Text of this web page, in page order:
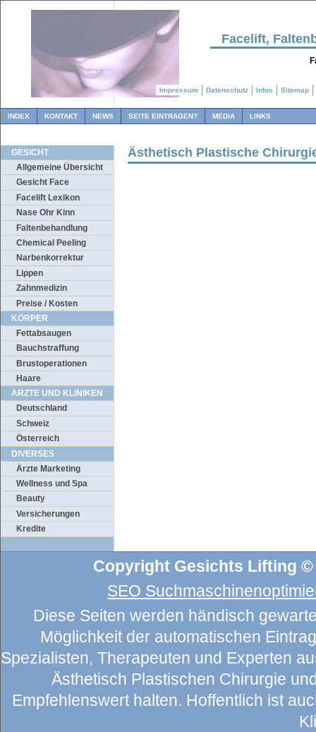
Facelift,
INDEX KONTAKT NEWS SEITE EINTRAGEN? MEDIA LINKS
GESICHT
Allgemeine Übersicht
Gesicht Face
Facelift Lexikon
Nase Ohr Kinn
Faltenbehandlung
Chemical Peeling
Narbenkorrektur
Lippen
Zahnmedizin
Preise / Kosten
KÖRPER
Fettabsaugen
Bauchstraffung
Brustoperationen
Haare
ÄRZTE UND KLINIKEN
Deutschland
Schweiz
Österreich
DIVERSES
Ärzte Marketing
Wellness und Spa
Beauty
Versicherungen
Kredite
Ästhetisch Plastische
Copyright Gesichts Lifting ©
SEO
Diese Seiten werden händisch
Möglichkeit der automatischen
Spezialisten, Therapeuten und Experten
Ästhetisch Plastischen Chirurgie
Empfehlenswert halten. Hoffentlich ist
Impressum Datenschutz Infos Sitemap